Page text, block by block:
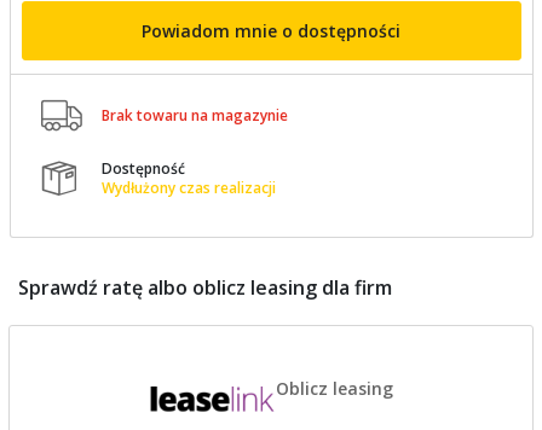
Powiadom mnie o dostępności
 Brak towaru na magazynie

Dostępność
Wydłużony czas realizacji
Sprawdź ratę albo oblicz leasing dla firm
Oblicz leasing